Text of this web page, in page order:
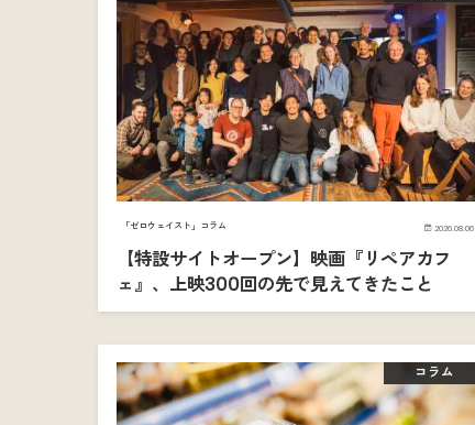
「ゼロウェイスト」コラム 2026.08.06
【特設サイトオープン】映画『リペアカフ
ェ』、上映300回の先で見えてきたこと
コラム